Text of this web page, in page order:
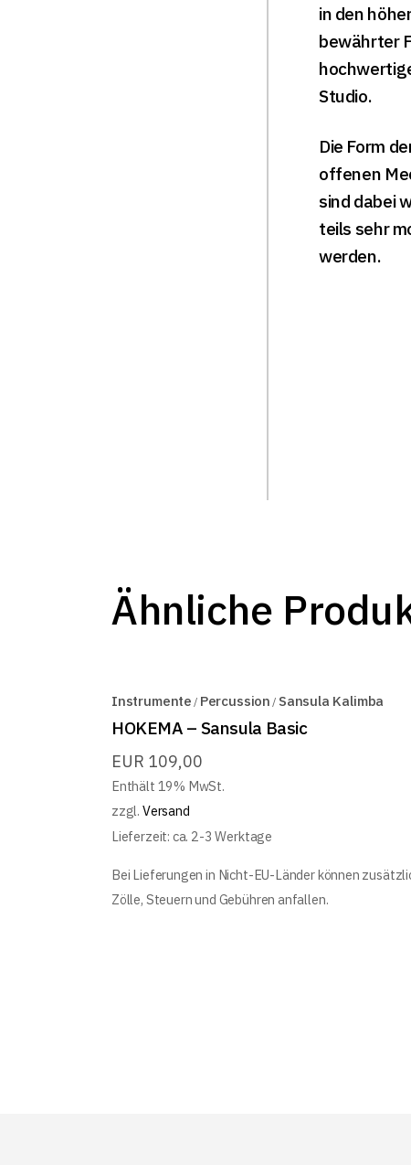
in den
bewährter
Studio.
Die Form
offenen
sind dabei
teils sehr
werden.
Ähnliche
Instrumente Percussion Sansula Kalimba
HOKEMA – Sansula Basic
EUR 109,00
Enthält 19% MwSt.
zzgl. Versand
Lieferzeit: ca. 2-3 Werktage
Bei Lieferungen in Nicht-EU-Länder können
Zölle, Steuern und Gebühren anfallen.